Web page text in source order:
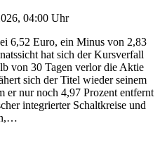
04:00 Uhr
6,52 Euro, ein Minus von 2,83
hat sich der Kursverfall
von 30 Tagen verlor die Aktie
sich der Titel wieder seinem
er nur noch 4,97 Prozent entfernt
integrierter Schaltkreise und